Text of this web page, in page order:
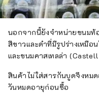
นอกจากนี้ยังจำหน่ายขนมท้อ
สีขาวและดำที่มีรูปร่างเหมือ
และขนมคาสเทลล่า
สินค้าไม่ใส่สารกันบูดจึงหม
วันหมดอายุก่อนซื้อ